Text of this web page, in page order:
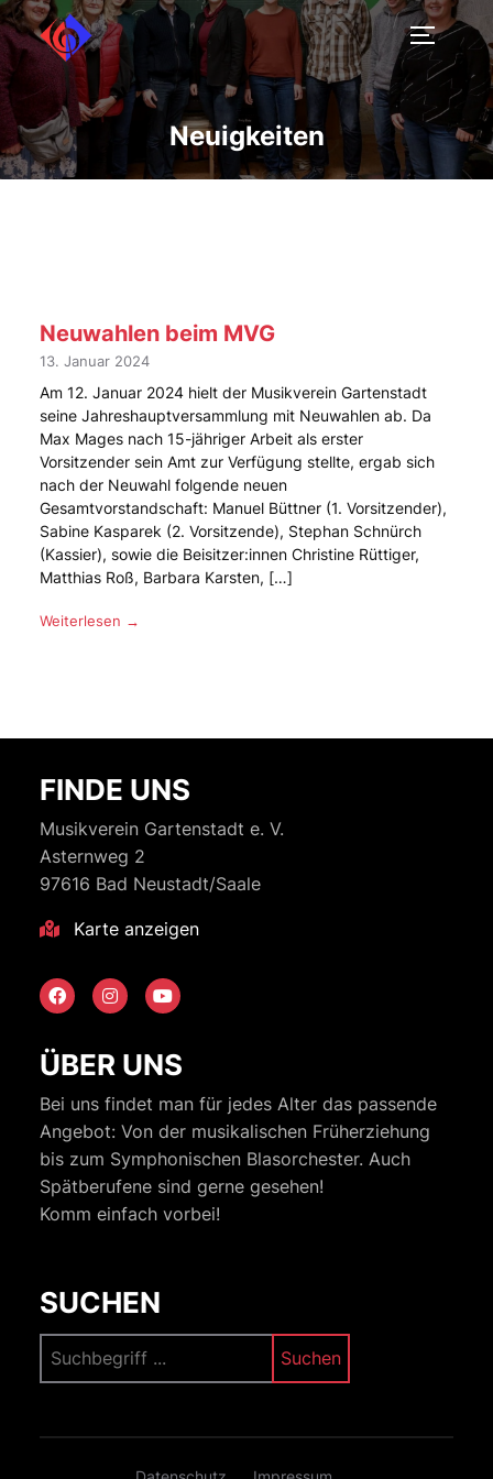
Neuigkeiten
Neuwahlen beim MVG
13. Januar 2024
Am 12. Januar 2024 hielt der Musikverein Gartenstadt
seine Jahreshauptversammlung mit Neuwahlen ab. Da
Max Mages nach 15-jähriger Arbeit als erster
Vorsitzender sein Amt zur Verfügung stellte, ergab sich
nach der Neuwahl folgende neuen
Gesamtvorstandschaft: Manuel Büttner (1. Vorsitzender),
Sabine Kasparek (2. Vorsitzende), Stephan Schnürch
(Kassier), sowie die Beisitzer:innen Christine Rüttiger,
Matthias Roß, Barbara Karsten, […]
Weiterlesen →
FINDE UNS
Musikverein Gartenstadt e. V.
Asternweg 2
97616 Bad Neustadt/Saale
Karte anzeigen
ÜBER UNS
Bei uns findet man für jedes Alter das passende
Angebot: Von der musikalischen Früherziehung
bis zum Symphonischen Blasorchester. Auch
Spätberufene sind gerne gesehen!
Komm einfach vorbei!
SUCHEN
Suchen